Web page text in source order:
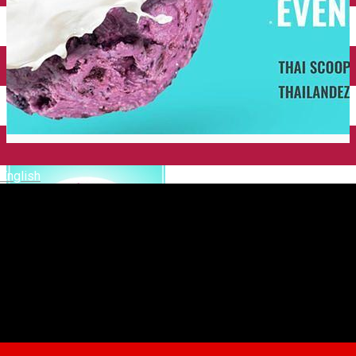
English
Thai Scoops